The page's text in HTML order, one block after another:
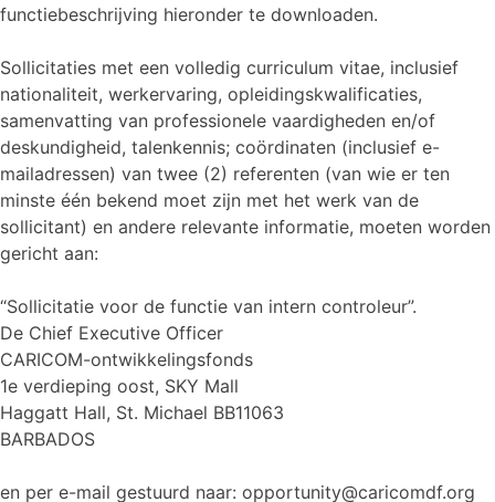
functiebeschrijving hieronder te downloaden.
Sollicitaties met een volledig curriculum vitae, inclusief
nationaliteit, werkervaring, opleidingskwalificaties,
samenvatting van professionele vaardigheden en/of
deskundigheid, talenkennis; coördinaten (inclusief e-
mailadressen) van twee (2) referenten (van wie er ten
minste één bekend moet zijn met het werk van de
sollicitant) en andere relevante informatie, moeten worden
gericht aan:
“Sollicitatie voor de functie van intern controleur”.
De Chief Executive Officer
CARICOM-ontwikkelingsfonds
1e verdieping oost, SKY Mall
Haggatt Hall, St. Michael BB11063
BARBADOS
en per e-mail gestuurd naar: opportunity@caricomdf.org